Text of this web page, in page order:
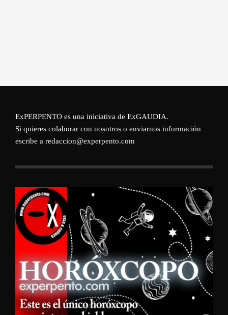
ExPERPENTO es una iniciativa de ExGAUDIA.
Si quieres colaborar con nosotros o enviarnos información
escribe a redaccion@experpento.com